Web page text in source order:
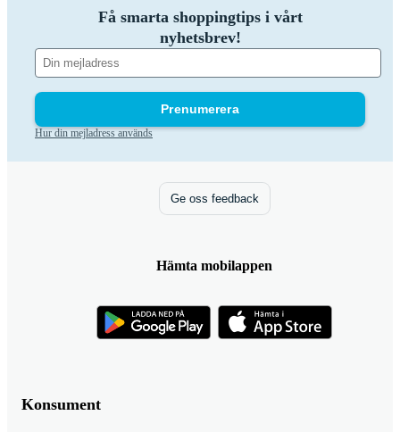
Få smarta shoppingtips i vårt
nyhetsbrev!
Prenumerera
Hur din mejladress används
Konsument
Ge oss feedback
Hämta mobilappen